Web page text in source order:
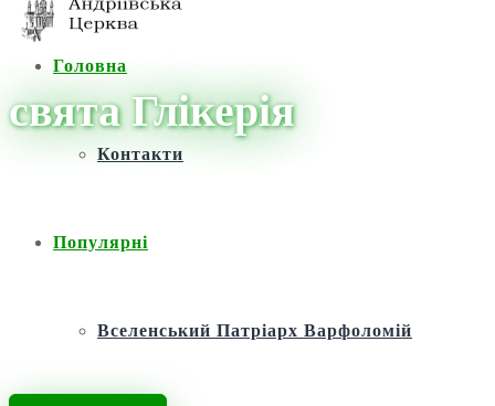
Головна
Контакти
Популярні
Вселенський Патріарх Варфоломій
свята Глікерія